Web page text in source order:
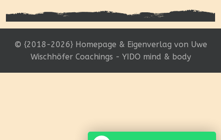
© {2018-2026} Homepage & Eigenverlag von Uwe
Wischhöfer Coachings - YIDO mind & body